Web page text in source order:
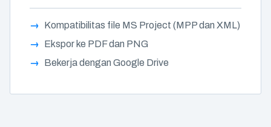
Kompatibilitas file MS Project (MPP dan XML)
Ekspor ke PDF dan PNG
Bekerja dengan Google Drive